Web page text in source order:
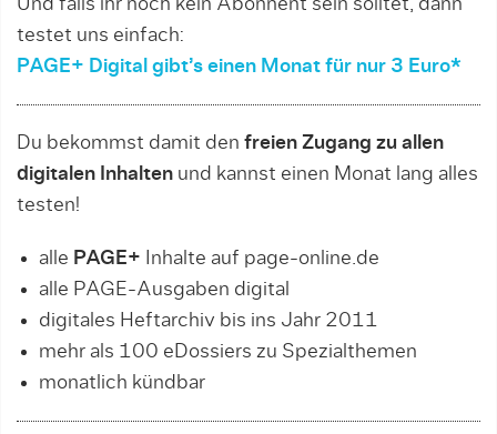
Und falls ihr noch kein Abonnent sein solltet, dann
testet uns einfach:
PAGE+ Digital gibt’s einen Monat für nur 3 Euro*
Du bekommst damit den freien Zugang zu allen
digitalen Inhalten und kannst einen Monat lang alles
testen!
alle PAGE+ Inhalte auf page-online.de
alle PAGE-Ausgaben digital
digitales Heftarchiv bis ins Jahr 2011
mehr als 100 eDossiers zu Spezialthemen
monatlich kündbar